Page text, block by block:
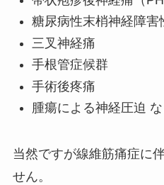
糖尿病性末梢神経障害
三叉神経痛
手根管症候群
手術後疼痛
腫瘍による神経圧迫
当然ですが線維筋痛症に
せん。